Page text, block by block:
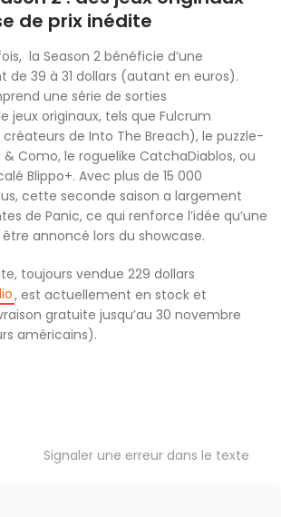
de prix inédite
la Season 2 bénéficie d’une
de 39 à 31 dollars (autant en euros).
une série de sorties
jeux originaux, tels que Fulcrum
de Into The Breach), le puzzle-
Como, le roguelike CatchaDiablos, ou
Blippo+. Avec plus de 15 000
cette seconde saison a largement
de Panic, ce qui renforce l’idée qu’une
annoncé lors du showcase.
toujours vendue 229 dollars
, est actuellement en stock et
gratuite jusqu’au 30 novembre
américains).
Signaler une erreur dans le texte